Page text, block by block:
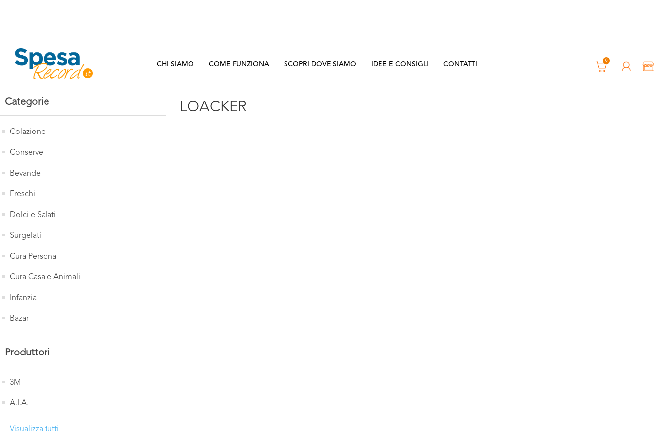
CHI SIAMO COME FUNZIONA SCOPRI DOVE SIAMO IDEE E CONSIGLI CONTATTI 0
Categorie
Colazione
Conserve
Bevande
Freschi
Dolci e Salati
Surgelati
Cura Persona
Cura Casa e Animali
Infanzia
Bazar
Produttori
3M
A.I.A.
Visualizza tutti
LOACKER